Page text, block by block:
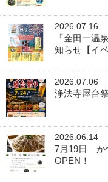
2026.07.16
「金田一温
知らせ【イ
2026.07.06
浄法寺屋台
2026.06.14
7月19日 か
OPEN！